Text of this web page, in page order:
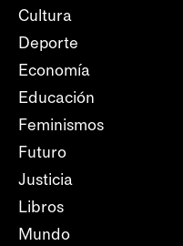
Cultura
Deporte
Economía
Educación
Feminismos
Futuro
Justicia
Libros
Mundo